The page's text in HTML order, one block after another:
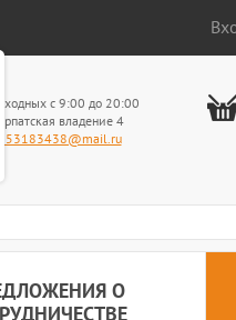
с 9:00 до 20:00
владение 4
О